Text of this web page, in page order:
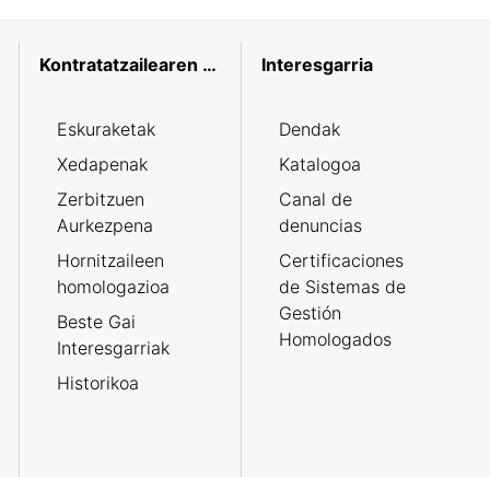
Kontratatzailearen profila
Eskuraketak
Xedapenak
Zerbitzuen
Aurkezpena
Hornitzaileen
homologazioa
Beste Gai
Interesgarriak
Historikoa
Interesgarria
Dendak
Katalogoa
Canal de
denuncias
Certificaciones
de Sistemas de
Gestión
Homologados